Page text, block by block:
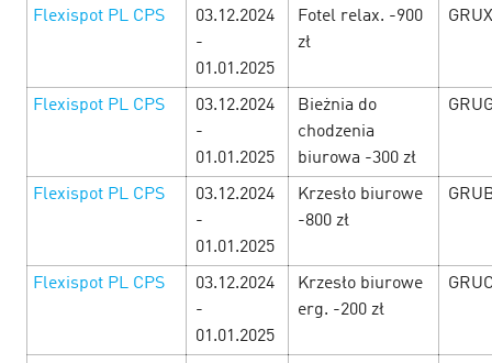
Зарядитесь новогодним настроением
с e-commerce офферами! 28 December’24
Весь декабрь до самого Нового Года в Cityads — время
чудес! Новогодняя суматоха уже в разгаре, а значит
пришло время заработать! Вас ждут повышенные
ставки, специальные промокоды и нов…
LEARN MORE
Flexispot PL CPS
03.12.2024
-
01.01.2025
Fotel relax. -900
zł
Flexispot PL CPS
03.12.2024
-
01.01.2025
Bieżnia do
chodzenia
biurowa -300 zł
Flexispot PL CPS
03.12.2024
-
01.01.2025
Krzesło biurowe
-800 zł
Flexispot PL CPS
03.12.2024
-
01.01.2025
Krzesło biurowe
erg. -200 zł